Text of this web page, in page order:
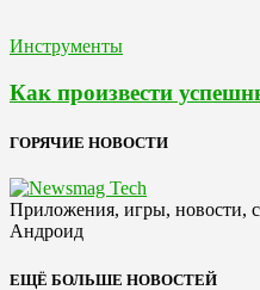
Инструменты
Как произвести
ГОРЯЧИЕ НОВОСТИ
Приложения, игры, новости,
Андроид
ЕЩЁ БОЛЬШЕ НОВОСТЕЙ